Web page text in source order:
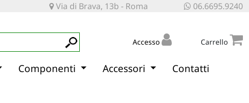
Via di Brava, 13b - Roma 06.6695.9240
Accesso Carrello
Componenti Accessori Contatti